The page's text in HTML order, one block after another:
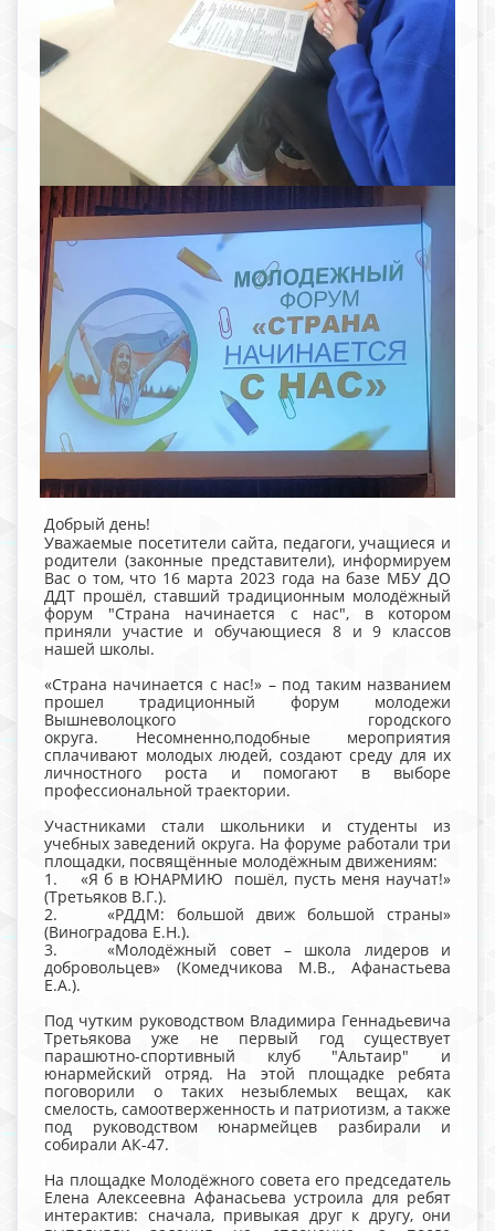
Добрый день!
Уважаемые посетители сайта, педагоги, учащиеся и
родители (законные представители), информируем
Вас о том, что 16 марта 2023 года на базе МБУ ДО
ДДТ прошёл, ставший традиционным молодёжный
форум "Страна начинается с нас", в котором
приняли участие и обучающиеся 8 и 9 классов
нашей школы.
«Страна начинается с нас!» – под таким названием
прошел традиционный форум молодежи
Вышневолоцкого городского
округа. Несомненно,подобные мероприятия
сплачивают молодых людей, создают среду для их
личностного роста и помогают в выборе
профессиональной траектории.
Участниками стали школьники и студенты из
учебных заведений округа. На форуме работали три
площадки, посвящённые молодёжным движениям:
1. «Я б в ЮНАРМИЮ пошёл, пусть меня научат!»
(Третьяков В.Г.).
2. «РДДМ: большой движ большой страны»
(Виноградова Е.Н.).
3. «Молодёжный совет – школа лидеров и
добровольцев» (Комедчикова М.В., Афанастьева
Е.А.).
Под чутким руководством Владимира Геннадьевича
Третьякова уже не первый год существует
парашютно-спортивный клуб "Альтаир" и
юнармейский отряд. На этой площадке ребята
поговорили о таких незыблемых вещах, как
смелость, самоотверженность и патриотизм, а также
под руководством юнармейцев разбирали и
собирали АК-47.
На площадке Молодёжного совета его председатель
Елена Алексеевна Афанасьева устроила для ребят
интерактив: сначала, привыкая друг к другу, они